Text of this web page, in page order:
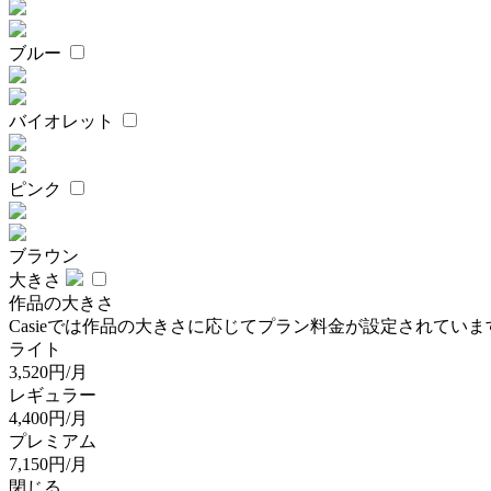
ブルー
バイオレット
ピンク
ブラウン
大きさ
作品の大きさ
Casieでは作品の大きさに応じてプラン料金が設定されていま
ライト
3,520円/月
レギュラー
4,400円/月
プレミアム
7,150円/月
閉じる